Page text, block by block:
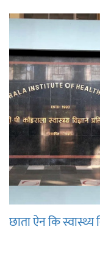
छाता ऐन कि स्वास्थ्य